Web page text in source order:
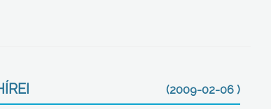
(2009-02-06 )